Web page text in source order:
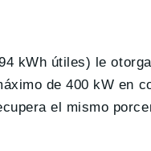
kWh útiles) le
de 400 kW en
el mismo